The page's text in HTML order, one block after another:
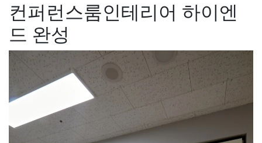
컨퍼런스룸인테리어 하이엔
드 완성